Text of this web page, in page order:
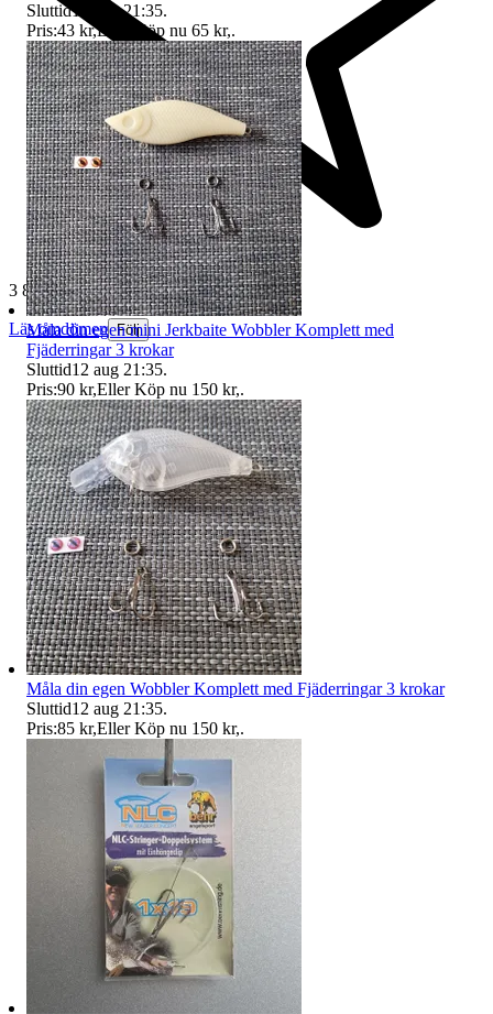
3 891 omdömen
Läs omdömen Följ
Sluttid12 aug 21:35.
Pris:43 kr,Eller Köp nu 65 kr,.
Måla din egen mini Jerkbaite Wobbler Komplett med
Fjäderringar 3 krokar
Sluttid12 aug 21:35.
Pris:90 kr,Eller Köp nu 150 kr,.
Måla din egen Wobbler Komplett med Fjäderringar 3 krokar
Sluttid12 aug 21:35.
Pris:85 kr,Eller Köp nu 150 kr,.